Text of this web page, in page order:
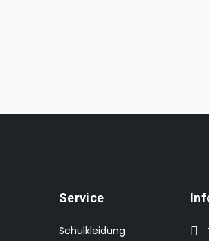
Service
Schulkleidung